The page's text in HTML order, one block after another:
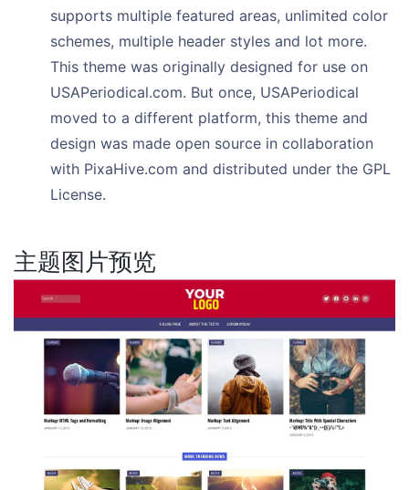
supports multiple featured areas, unlimited color
schemes, multiple header styles and lot more.
This theme was originally designed for use on
USAPeriodical.com. But once, USAPeriodical
moved to a different platform, this theme and
design was made open source in collaboration
with PixaHive.com and distributed under the GPL
License.
主题图片预览